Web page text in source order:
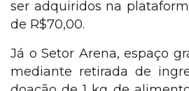
ser adquiridos na
de R$70,00.
Já o Setor Arena, espaço
mediante retirada de